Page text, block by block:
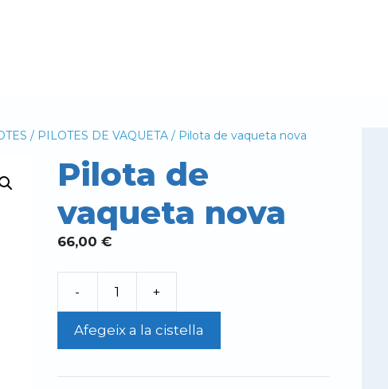
/ PILOTES DE VAQUETA / Pilota de vaqueta nova
Pilota de
vaqueta nova
66,00 €
-
quantitat
Pilota
vaqueta
+
Afegeix a la cistella